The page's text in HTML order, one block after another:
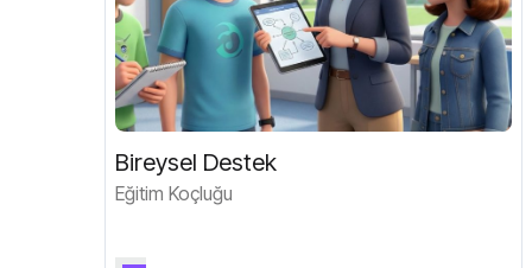
Bireysel Destek
Eğitim Koçluğu